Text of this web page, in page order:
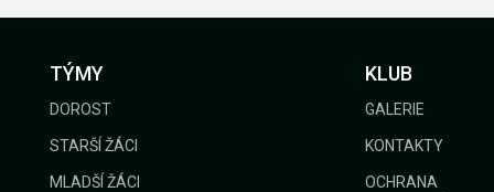
TÝMY
DOROST
STARŠÍ ŽÁCI
MLADŠÍ ŽÁCI
KLUB
GALERIE
KONTAKTY
OCHRANA